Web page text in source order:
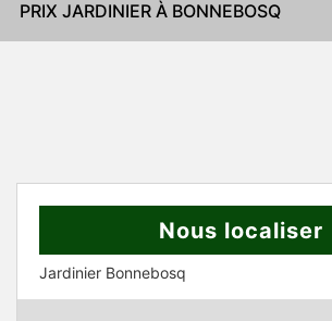
PRIX JARDINIER À BONNEBOSQ
Nous localiser
Jardinier Bonnebosq